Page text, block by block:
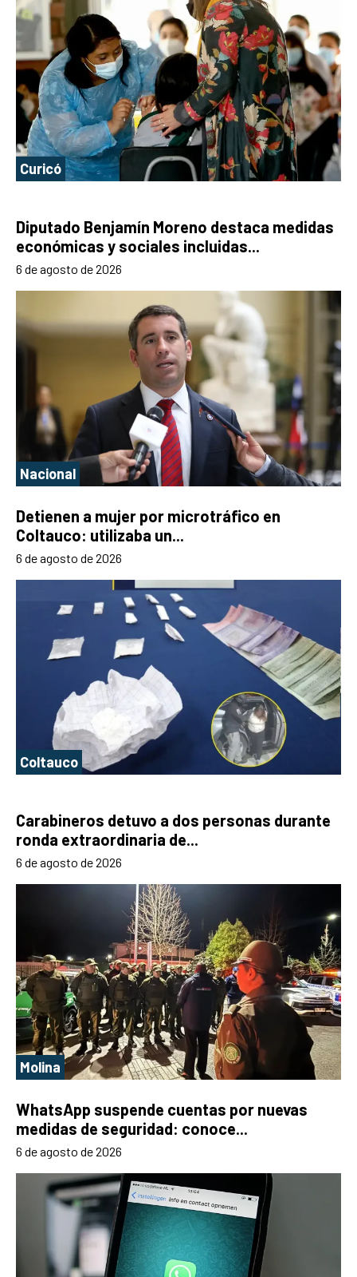
Curicó
Diputado Benjamín Moreno destaca medidas
económicas y sociales incluidas...
6 de agosto de 2026
Nacional
Detienen a mujer por microtráfico en
Coltauco: utilizaba un...
6 de agosto de 2026
Coltauco
Carabineros detuvo a dos personas durante
ronda extraordinaria de...
6 de agosto de 2026
Molina
WhatsApp suspende cuentas por nuevas
medidas de seguridad: conoce...
6 de agosto de 2026